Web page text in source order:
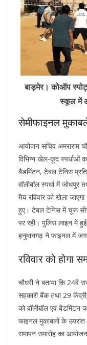
बाड़मेर। कोऑप
स्कूल में
सेमीफाइनल
आयोजन सचिव अमराराम
विभिन्न खेल-कूद स्पर्धाओं
बैडमिंटन, टेबल टेनिस
वॉलीबॉल स्पर्धा में
मैच रविवार को खेला
हुए। टेबल टेनिस में चूरू
पर रही। पुलिस लाइन में हुई
हनुमानगढ़ ने फाइनल में
रविवार को होगा
चौधरी ने बताया कि 24वें
सहकारी बैंक तथा 29
को वॉलीबॉल एवं बैडमिंटन
फाइनल मुकाबलों के उपरांत
समापन समारोह का